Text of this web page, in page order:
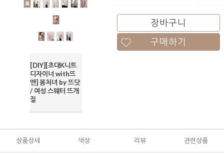
[DIY][초대K니트
디자이너 with뜨
앤] 봄처녀 by 뜨닷
/ 여성 스웨터 뜨개
질
장바구니
구매하기
상품상세 색상 리뷰 관련상품